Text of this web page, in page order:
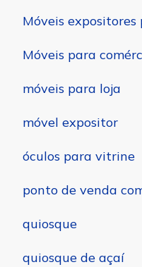
Móveis expositores
Móveis para
móveis para loja
móvel expositor
óculos para vitrine
ponto de venda
quiosque
quiosque de açaí